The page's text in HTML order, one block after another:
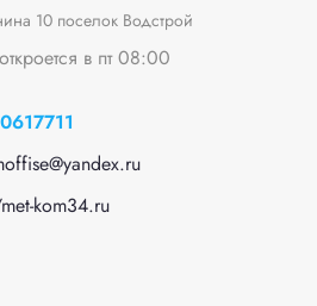
10 поселок Водстрой
откроется в пт 08:00
kom34.ru